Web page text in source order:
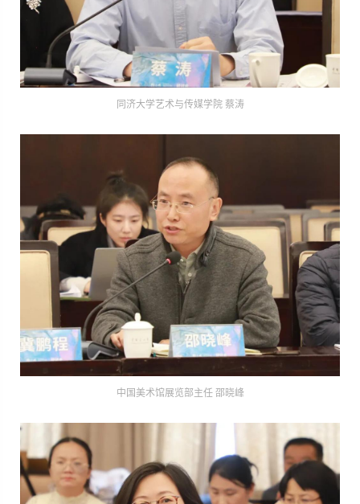
同济大学艺术与传媒学院 蔡涛
中国美术馆展览部主任 邵晓峰